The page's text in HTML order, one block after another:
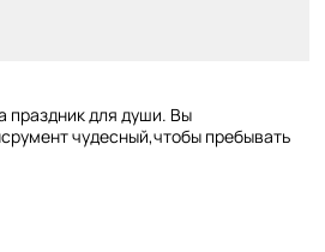
праздник для души. Вы
чудесный,чтобы пребывать